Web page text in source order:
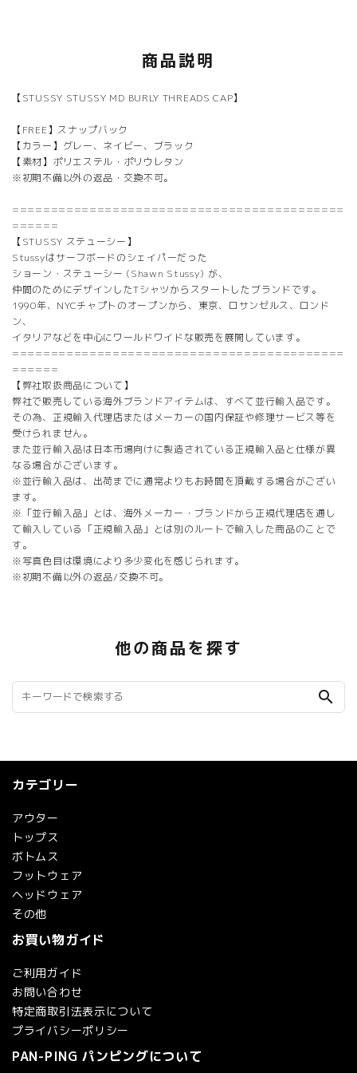
商品説明
【STUSSY STUSSY MD BURLY THREADS CAP】
【FREE】スナップバック
【カラー】グレー、ネイビー、ブラック
【素材】ポリエステル・ポリウレタン
※初期不備以外の返品・交換不可。
===========================================
======
【STUSSY ステューシー】
Stussyはサーフボードのシェイパーだった
ショーン・ステューシー (Shawn Stussy) が、
仲間のためにデザインしたTシャツからスタートしたブランドです。
1990年、NYCチャプトのオープンから、東京、ロサンゼルス、ロンド
ン、
イタリアなどを中心にワールドワイドな販売を展開しています。
===========================================
======
【弊社取扱商品について】
弊社で販売している海外ブランドアイテムは、すべて並行輸入品です。
その為、正規輸入代理店またはメーカーの国内保証や修理サービス等を
受けられません。
また並行輸入品は日本市場向けに製造されている正規輸入品と仕様が異
なる場合がございます。
※並行輸入品は、出荷までに通常よりもお時間を頂戴する場合がござい
ます。
※「並行輸入品」とは、海外メーカー・ブランドから正規代理店を通し
て輸入している「正規輸入品」とは別のルートで輸入した商品のことで
す。
※写真色目は環境により多少変化を感じられます。
※初期不備以外の返品/交換不可。
他の商品を探す
search
カテゴリー
アウター
トップス
ボトムス
フットウェア
ヘッドウェア
その他
お買い物ガイド
ご利用ガイド
お問い合わせ
特定商取引法表示について
プライバシーポリシー
PAN-PING パンピングについて